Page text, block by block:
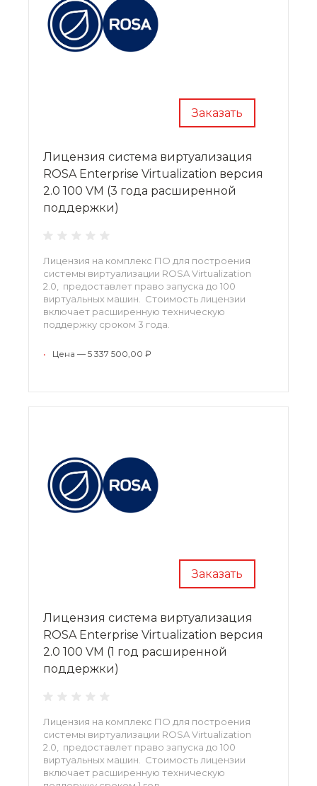
Заказать
Лицензия система виртуализация
ROSA Enterprise Virtualization версия
2.0 100 VM (3 года расширенной
поддержки)
Лицензия на комплекс ПО для построения
системы виртуализации ROSA Virtualization
2.0, предоставлет право запуска до 100
виртуальных машин. Стоимость лицензии
включает расширенную техническую
поддержку сроком 3 года.
• Цена — 5 337 500,00 ₽
Заказать
Лицензия система виртуализация
ROSA Enterprise Virtualization версия
2.0 100 VM (1 год расширенной
поддержки)
Лицензия на комплекс ПО для построения
системы виртуализации ROSA Virtualization
2.0, предоставлет право запуска до 100
виртуальных машин. Стоимость лицензии
включает расширенную техническую